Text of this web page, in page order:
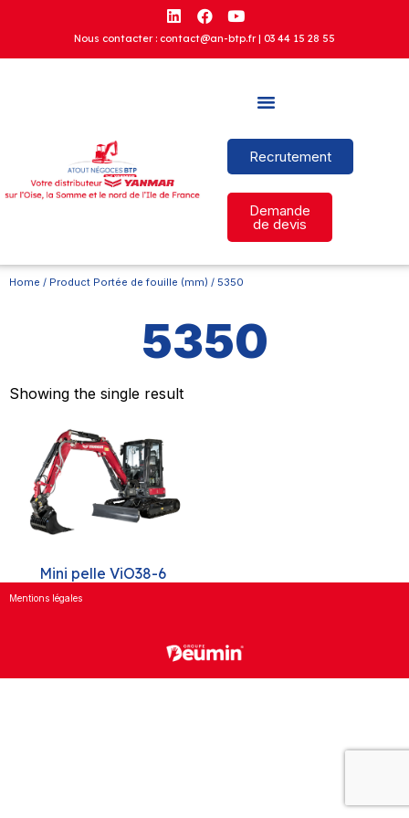
Nous contacter : contact@an-btp.fr | 03 44 15 28 55
Recrutement
Demande
de devis
Home / Product Portée de fouille (mm) / 5350
5350
Showing the single result
Mini pelle ViO38-6
Mentions légales